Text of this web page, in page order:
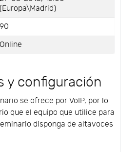
(Europa\Madrid)
90
Online
y configuración
se ofrece por VoIP, por lo
que el equipo que utilice para
disponga de altavoces